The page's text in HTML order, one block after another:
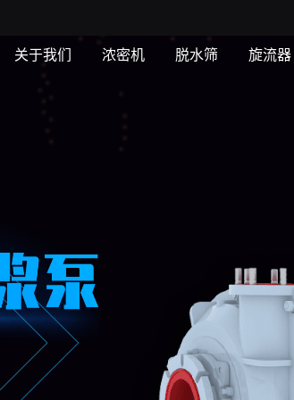
关于我们 浓密机 脱水筛 旋流器